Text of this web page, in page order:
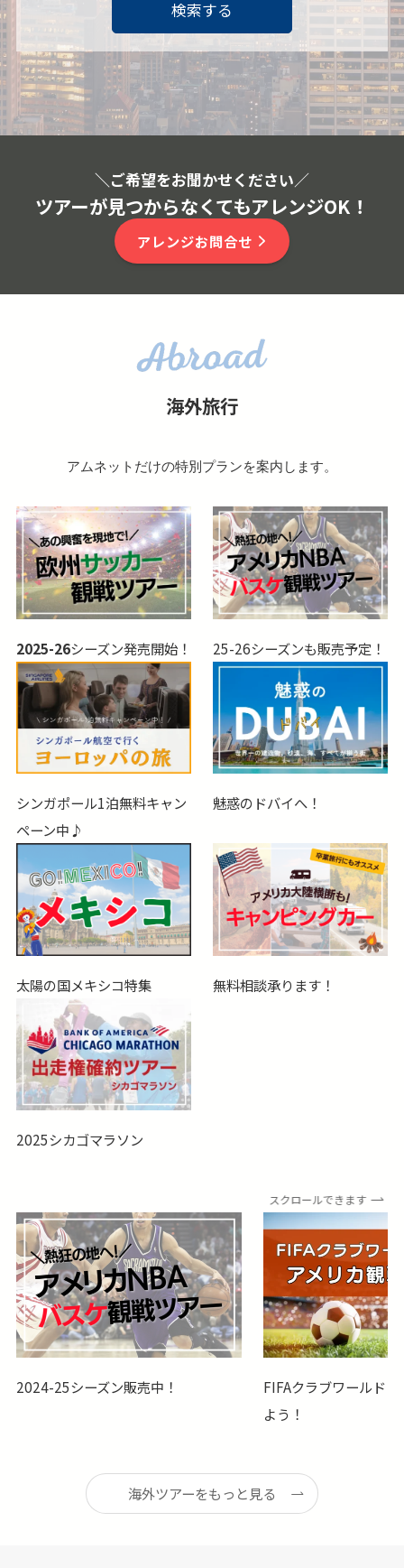
検索する
＼ご希望をお聞かせください／
ツアーが見つからなくてもアレンジOK！
アレンジお問合せ
海外旅行
アムネットだけの特別プランを案内します。
2025-26シーズン発売開始！ 25-26シーズンも販売予定！
シンガポール1泊無料キャン
ペーン中♪
魅惑のドバイへ！
太陽の国メキシコ特集 無料相談承ります！
2025シカゴマラソン
スクロールできます
2024-25シーズン販売中！
​FIFAクラブワールド
よう！
海外ツアーをもっと見る